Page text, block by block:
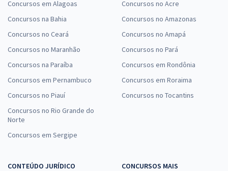
Concursos em Alagoas
Concursos na Bahia
Concursos no Ceará
Concursos no Maranhão
Concursos na Paraíba
Concursos em Pernambuco
Concursos no Piauí
Concursos no Rio Grande do
Norte
Concursos em Sergipe
Concursos no Acre
Concursos no Amazonas
Concursos no Amapá
Concursos no Pará
Concursos em Rondônia
Concursos em Roraima
Concursos no Tocantins
CONTEÚDO JURÍDICO
CONCURSOS MAIS